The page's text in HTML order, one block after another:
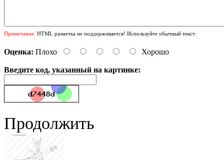
Примечание: HTML разметка не поддерживается! Используйте обычный текст.
Оценка: Плохо Хорошо
Введите код, указанный на картинке:
Продолжить